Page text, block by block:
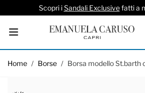
Scopri iSandali Exclusivefatti a
Home / Borse / Borsa modello St.barth